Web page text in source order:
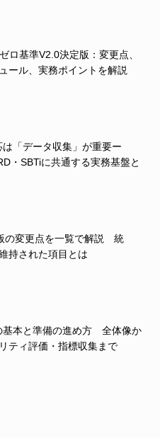
ロ基準V2.0決定版：変更点、
ール、実務ポイントを解説
「データ収集」が重要ー
・SBTiに共通する実務基盤と
の変更点を一覧で解説 統
持された項目とは
基本と準備の進め方 全体像か
ティ評価・指標収集まで